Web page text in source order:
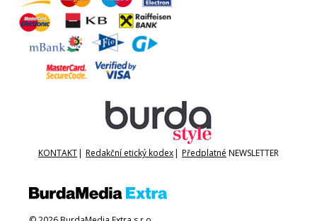
KONTAKT| Redakční etický kodex| Předplatné NEWSLETTER